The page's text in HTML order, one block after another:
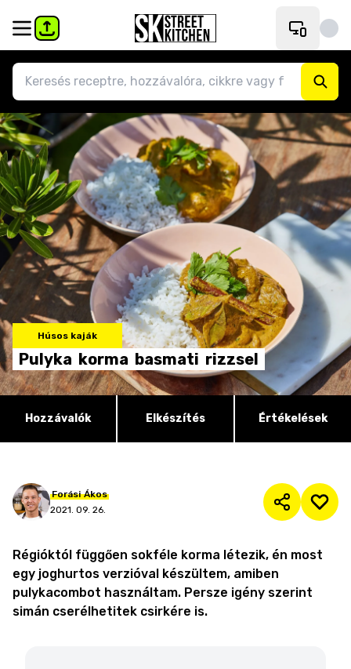
Húsos kaják
Pulyka korma basmati rizzsel
Hozzávalók Elkészítés Értékelések
Forási Ákos
2021. 09. 26.
Régióktól függően sokféle korma létezik, én most
egy joghurtos verzióval készültem, amiben
pulykacombot használtam. Persze igény szerint
simán cserélhetitek csirkére is.